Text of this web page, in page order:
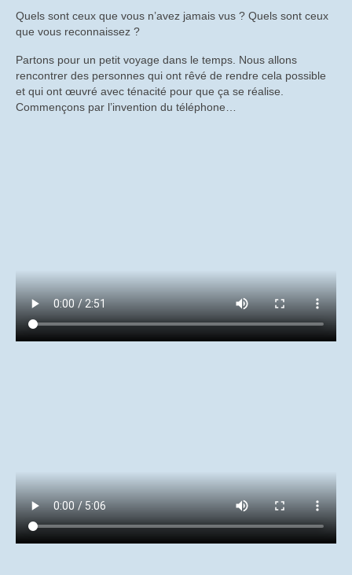
Les interviews
Les acteurs
Histoire de la radiologie
Exposition : L’ampli de brillance radiologique
Le journal interne : PROFIL
ligne)
Documents techniques et commerciaux sur les
produits
Quels sont ceux que vous n’avez jamais vus ? Quels sont ceux
que vous reconnaissez ?
Partons pour un petit voyage dans le temps. Nous allons
rencontrer des personnes qui ont rêvé de rendre cela possible
et qui ont œuvré avec ténacité pour que ça se réalise.
Commençons par l’invention du téléphone…